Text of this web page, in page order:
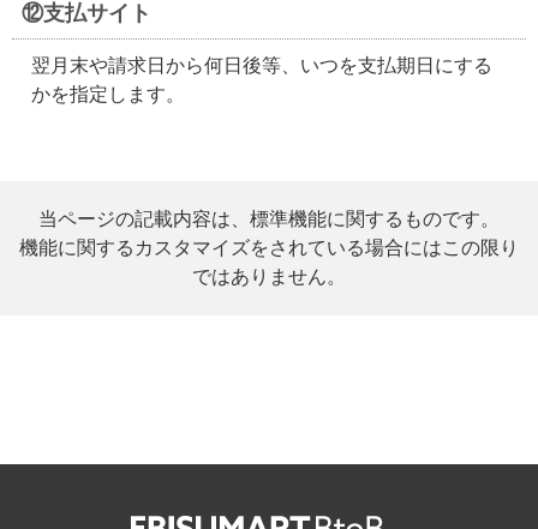
⑫支払サイト
翌月末や請求日から何日後等、いつを支払期日にする
かを指定します。
当ページの記載内容は、標準機能に関するものです。
機能に関するカスタマイズをされている場合にはこの限り
ではありません。